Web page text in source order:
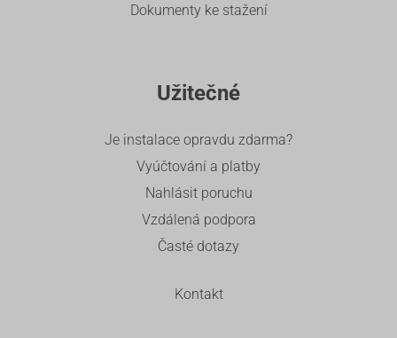
Dokumenty ke stažení
Užitečné
Je instalace opravdu zdarma?
Vyúčtování a platby
Nahlásit poruchu
Vzdálená podpora
Časté dotazy
Kontakt